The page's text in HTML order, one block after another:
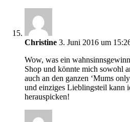
Christine 3. Juni 2016 um
Wow, was ein
Shop und könnte mich sowohl
auch an den ganzen ‘Mums
und einziges Lieblingsteil kann
herauspicken!